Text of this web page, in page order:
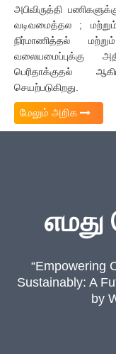
அபிவிருத்தி
வடிவமைத்தல ;
நிர்மாணித்தல்
வலையமைப்புக்கு
பெரிதாக்குதல்
செயற்படுகிறது.
மேலும் அறிக
“Empowering
Sustainably: A
by